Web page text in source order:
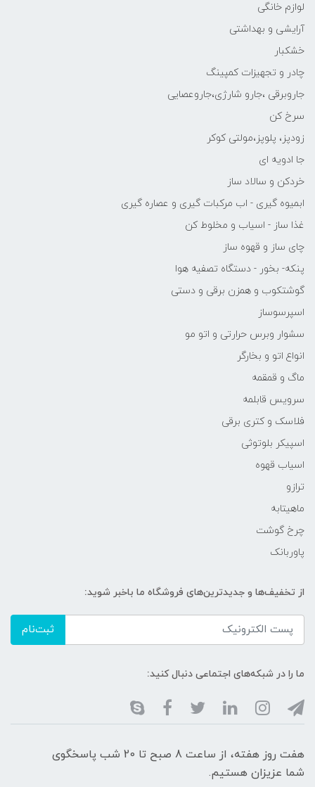
لوازم خانگی
آرایشی و بهداشتی
خشکبار
چادر و تجهیزات کمپینگ
جاروبرقی ،جارو شارژی،جاروعصایی
سرخ کن
زودپز، پلوپز،مولتی کوکر
جا ادویه ای
خردکن و سالاد ساز
ابمیوه گیری - اب مرکبات گیری و عصاره گیری
غذا ساز - اسیاب و مخلوط کن
چای ساز و قهوه ساز
پنکه- بخور - دستگاه تصفیه هوا
گوشتکوب و همزن برقی و دستی
اسپرسوساز
سشوار وبرس حرارتی و اتو مو
انواع اتو و بخارگر
ماگ و قمقمه
سرویس قابلمه
فلاسک و کتری برقی
اسپیکر بلوتوثی
اسیاب قهوه
ترازو
ماهیتابه
چرخ گوشت
پاوربانک
از تخفیف‌ها و جدیدترین‌های فروشگاه ما باخبر شوید:
ثبت‌نام
ما را در شبکه‌های اجتماعی دنبال کنید:
هفت روز هفته، از ساعت 8 صبح تا 20 شب پاسخگوی
شما عزیزان هستیم.